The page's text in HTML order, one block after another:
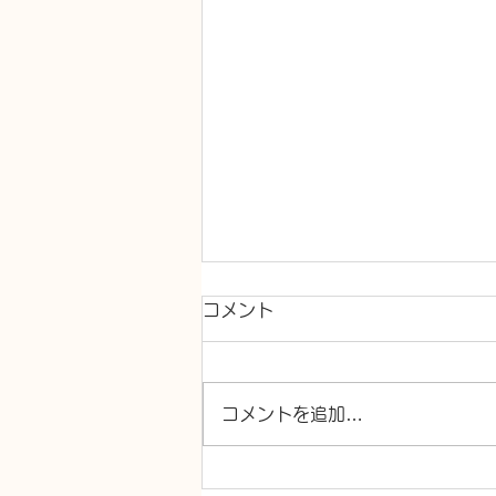
コメント
コメントを追加…